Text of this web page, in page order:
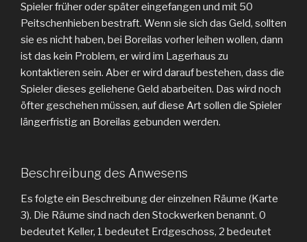
Spieler früher oder später eingefangen und mit 50
Peitschenhieben bestraft. Wenn sie sich das Geld, sollten
sie es nicht haben, bei Boreilas vorher leihen wollen, dann
ist das kein Problem, er wird im Lagerhaus zu
kontaktieren sein. Aber er wird darauf bestehen, dass die
Spieler dieses geliehene Geld abarbeiten. Das wird noch
öfter geschehen müssen, auf diese Art sollen die Spieler
längerfristig an Boreilas gebunden werden.
Beschreibung des Anwesens
Es folgte ein Beschreibung der einzelnen Räume (Karte
3). Die Räume sind nach den Stockwerken benannt. 0
bedeutet Keller, 1 bedeutet Erdgeschoss, 2 bedeutet